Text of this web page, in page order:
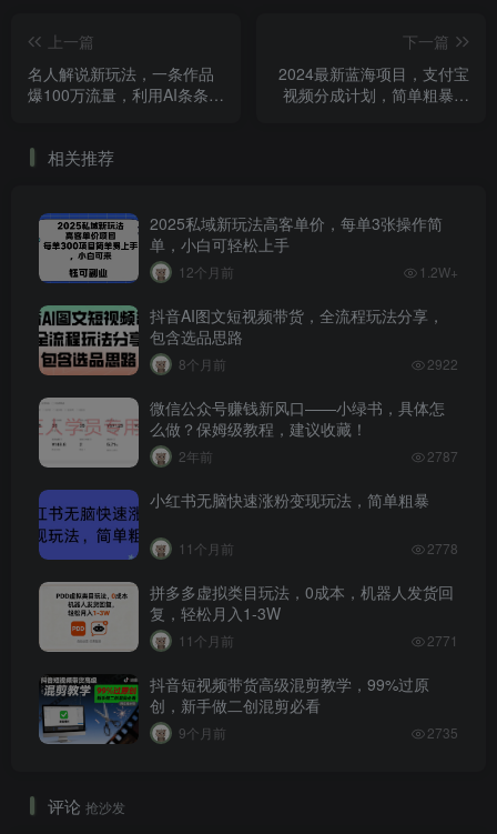
上一篇
名人解说新玩法，一条作品
爆100万流量，利用AI条条原
下一篇
2024最新蓝海项目，支付宝
视频分成计划，简单粗暴直
相关推荐
2025私域新玩法高客单价，每单3张操作简
单，小白可轻松上手
12个月前 1.2W+
抖音AI图文短视频带货，全流程玩法分享，
包含选品思路
8个月前 2922
微信公众号赚钱新风口——小绿书，具体怎
么做？保姆级教程，建议收藏！
2年前 2787
小红书无脑快速涨粉变现玩法，简单粗暴
11个月前 2778
拼多多虚拟类目玩法，0成本，机器人发货回
复，轻松月入1-3W
11个月前 2771
抖音短视频带货高级混剪教学，99%过原
创，新手做二创混剪必看
9个月前 2735
评论 抢沙发